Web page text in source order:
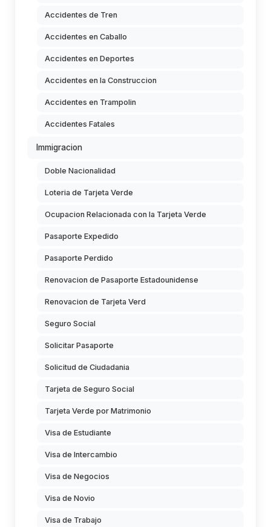
Accidentes de Tren
Accidentes en Caballo
Accidentes en Deportes
Accidentes en la Construccion
Accidentes en Trampolin
Accidentes Fatales
Immigracion
Doble Nacionalidad
Loteria de Tarjeta Verde
Ocupacion Relacionada con la Tarjeta Verde
Pasaporte Expedido
Pasaporte Perdido
Renovacion de Pasaporte Estadounidense
Renovacion de Tarjeta Verd
Seguro Social
Solicitar Pasaporte
Solicitud de Ciudadania
Tarjeta de Seguro Social
Tarjeta Verde por Matrimonio
Visa de Estudiante
Visa de Intercambio
Visa de Negocios
Visa de Novio
Visa de Trabajo